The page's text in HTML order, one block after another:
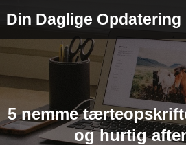
Din Daglige Opdatering
5 nemme
og hurtig